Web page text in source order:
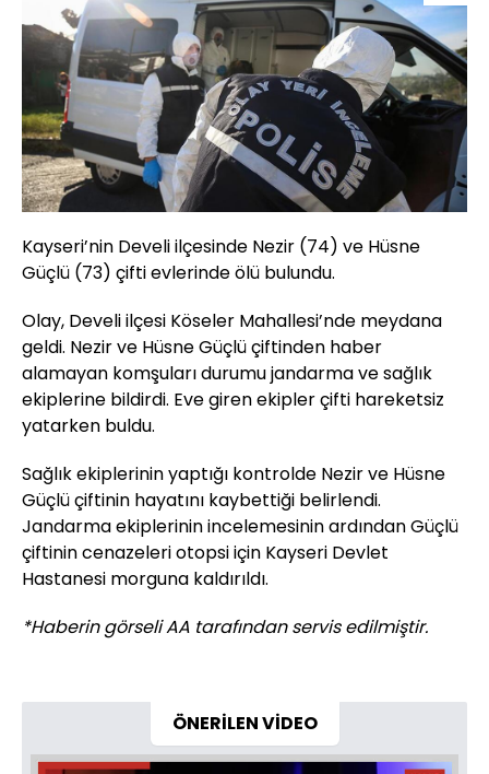
Kayseri’nin Develi ilçesinde Nezir (74) ve Hüsne
Güçlü (73) çifti evlerinde ölü bulundu.
Olay, Develi ilçesi Köseler Mahallesi’nde meydana
geldi. Nezir ve Hüsne Güçlü çiftinden haber
alamayan komşuları durumu jandarma ve sağlık
ekiplerine bildirdi. Eve giren ekipler çifti hareketsiz
yatarken buldu.
Sağlık ekiplerinin yaptığı kontrolde Nezir ve Hüsne
Güçlü çiftinin hayatını kaybettiği belirlendi.
Jandarma ekiplerinin incelemesinin ardından Güçlü
çiftinin cenazeleri otopsi için Kayseri Devlet
Hastanesi morguna kaldırıldı.
*Haberin görseli AA tarafından servis edilmiştir.
ÖNERİLEN VİDEO